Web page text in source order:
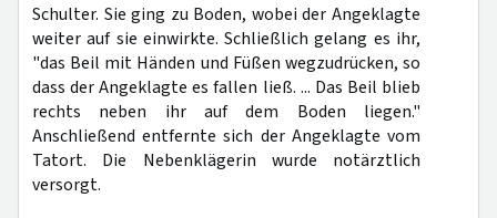
Schulter. Sie ging zu Boden, wobei der Angeklagte
weiter auf sie einwirkte. Schließlich gelang es ihr,
"das Beil mit Händen und Füßen wegzudrücken, so
dass der Angeklagte es fallen ließ. ... Das Beil blieb
rechts neben ihr auf dem Boden liegen."
Anschließend entfernte sich der Angeklagte vom
Tatort. Die Nebenklägerin wurde notärztlich
versorgt.